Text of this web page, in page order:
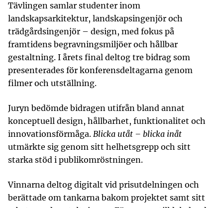
Tävlingen samlar studenter inom
landskapsarkitektur, landskapsingenjör och
trädgårdsingenjör – design, med fokus på
framtidens begravningsmiljöer och hållbar
gestaltning. I årets final deltog tre bidrag som
presenterades för konferensdeltagarna genom
filmer och utställning.
Juryn bedömde bidragen utifrån bland annat
konceptuell design, hållbarhet, funktionalitet och
innovationsförmåga. Blicka utåt – blicka inåt
utmärkte sig genom sitt helhetsgrepp och sitt
starka stöd i publikomröstningen.
Vinnarna deltog digitalt vid prisutdelningen och
berättade om tankarna bakom projektet samt sitt